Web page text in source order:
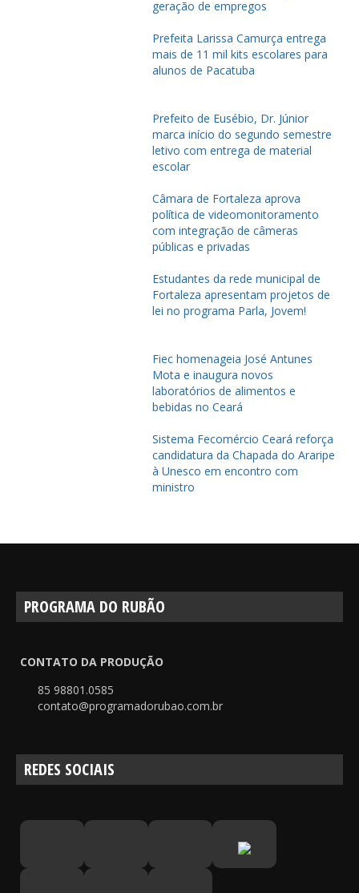
geração de empregos
Prefeita Larissa Camurça entrega
mais de 11 mil kits escolares para
alunos de Pacatuba
Prefeito de Eusébio, Dr. Júnior
marca início do segundo semestre
letivo com entrega de material
escolar
Câmara de Fortaleza aprova
política de videomonitoramento
com integração de câmeras
públicas e privadas
Estudantes da rede municipal de
Fortaleza apresentam projetos de
lei no programa Parla, Jovem!
Fiec homenageia José Antunes
Mota e inaugura novos
laboratórios de alimentos e
bebidas no Ceará
Sistema Fecomércio Ceará reforça
candidatura da Chapada do Araripe
à Unesco em encontro com
ministro
PROGRAMA DO RUBÃO
CONTATO DA PRODUÇÃO
85 98801.0585
contato@programadorubao.com.br
REDES SOCIAIS